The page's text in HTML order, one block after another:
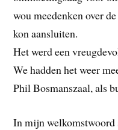
wou meedenken over
kon aansluiten.
Het werd een
We hadden het weer
Phil Bosmanszaal, als
In mijn